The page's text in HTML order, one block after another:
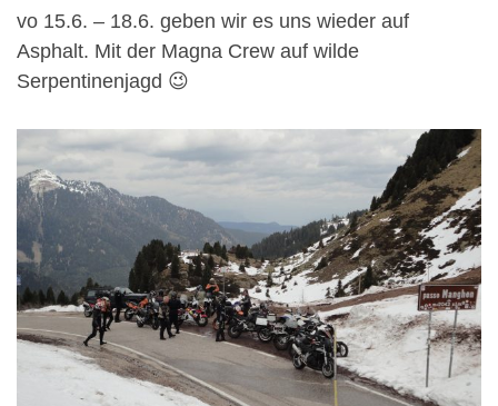
vo 15.6. – 18.6. geben wir es uns wieder auf
Asphalt. Mit der Magna Crew auf wilde
Serpentinenjagd 😉